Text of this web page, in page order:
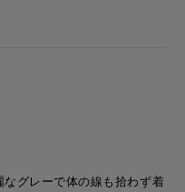
グレーで体の線も拾わず着